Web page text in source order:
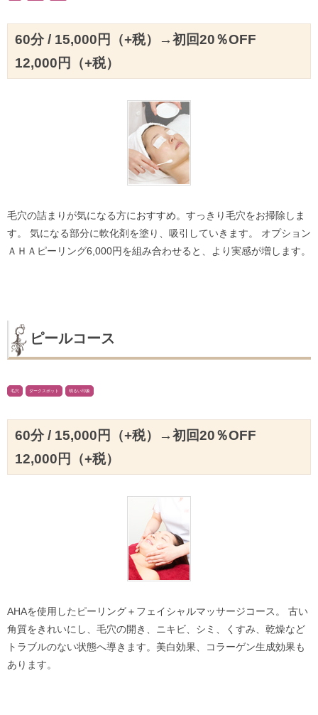
60分 / 15,000円（+税）→初回20％OFF
12,000円（+税）
毛穴の詰まりが気になる方におすすめ。すっきり毛穴をお掃除しま
す。 気になる部分に軟化剤を塗り、吸引していきます。 オプション
ＡＨＡピーリング6,000円を組み合わせると、より実感が増します。
ピールコース
毛穴 ダークスポット 明るい印象
60分 / 15,000円（+税）
→初回20％OFF
12,000円（+税）
AHAを使用したピーリング＋フェイシャルマッサージコース。 古い
角質をきれいにし、毛穴の開き、ニキビ、シミ、くすみ、乾燥など
トラブルのない状態へ導きます。美白効果、コラーゲン生成効果も
あります。